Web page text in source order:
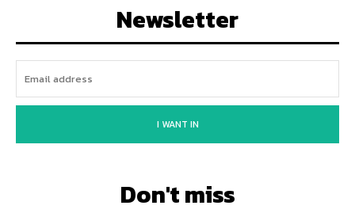
Newsletter
I WANT IN
Don't miss